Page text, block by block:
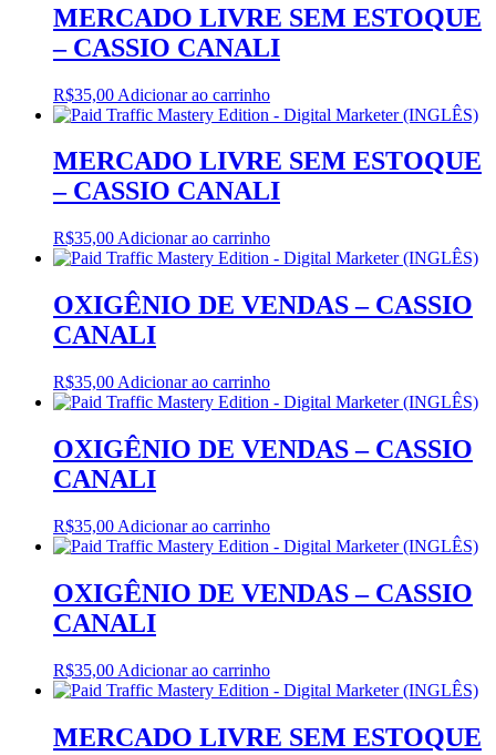
MERCADO LIVRE SEM ESTOQUE
– CASSIO CANALI
R$35,00 Adicionar ao carrinho
MERCADO LIVRE SEM ESTOQUE
– CASSIO CANALI
R$35,00 Adicionar ao carrinho
OXIGÊNIO DE VENDAS – CASSIO
CANALI
R$35,00 Adicionar ao carrinho
OXIGÊNIO DE VENDAS – CASSIO
CANALI
R$35,00 Adicionar ao carrinho
OXIGÊNIO DE VENDAS – CASSIO
CANALI
R$35,00 Adicionar ao carrinho
MERCADO LIVRE SEM ESTOQUE